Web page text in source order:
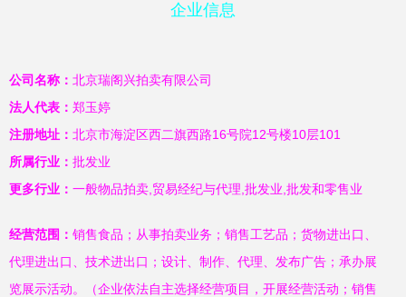
企业信息
公司名称： 北京瑞阁兴拍卖有限公司
法人代表： 郑玉婷
注册地址： 北京市海淀区西二旗西路16号院12号楼10层101
所属行业： 批发业
更多行业： 一般物品拍卖,贸易经纪与代理,批发业,批发和零售业
经营范围： 销售食品；从事拍卖业务；销售工艺品；货物进出口、
代理进出口、技术进出口；设计、制作、代理、发布广告；承办展
览展示活动。（企业依法自主选择经营项目，开展经营活动；销售